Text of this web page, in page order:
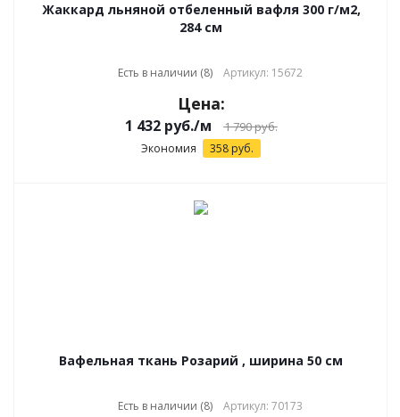
Жаккард льняной отбеленный вафля 300 г/м2,
284 см
Есть в наличии (8) Артикул: 15672
Цена:
1 432руб./м 1 790руб.
Экономия 358 руб.
Вафельная ткань Розарий , ширина 50 см
Есть в наличии (8) Артикул: 70173